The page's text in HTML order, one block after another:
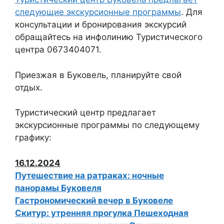
следующие экскурсионные программы. Для
консультации и бронирования экскурсий
обращайтесь на инфолинию Туристического
центра 0673404071.
Приезжая в Буковель, планируйте свой
отдых.
Туристический центр предлагает
экскурсионные программы по следующему
графику:
16.12.2024
Путешествие на ратраках: ночные
панорамы Буковеля
Гастрономический вечер в Буковеле
Скитур: утренняя прогулка Пешеходная